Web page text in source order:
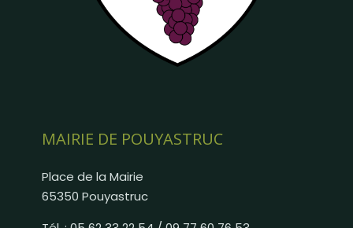
MAIRIE DE POUYASTRUC
Place de la Mairie
65350 Pouyastruc